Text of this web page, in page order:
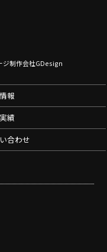
ジ制作会社GDesign
報
績
合わせ